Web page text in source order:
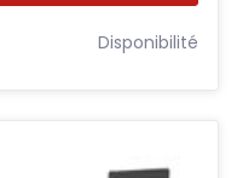
Disponibilité